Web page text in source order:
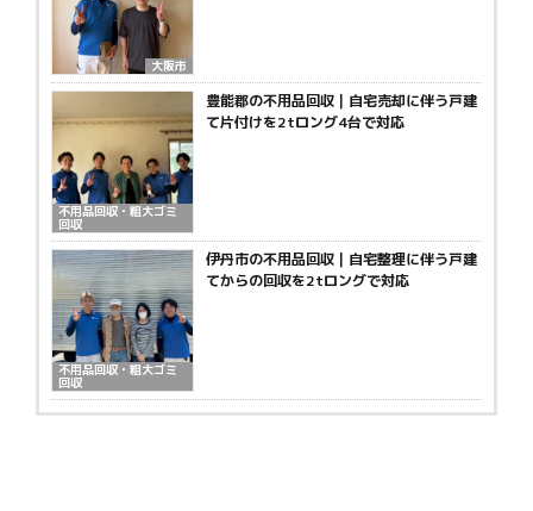
大阪市
不用品回収・粗大ゴミ
回収
豊能郡の不用品回収｜自宅売却に伴う戸建
て片付けを2tロング4台で対応
不用品回収・粗大ゴミ
回収
伊丹市の不用品回収｜自宅整理に伴う戸建
てからの回収を2tロングで対応